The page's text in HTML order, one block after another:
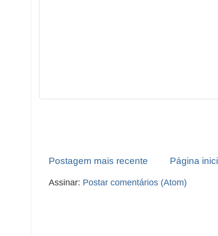
Postagem mais recente Página
Assinar: Postar comentários (Atom)